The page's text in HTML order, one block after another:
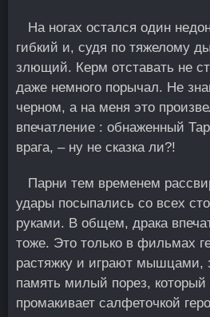
На ногах оcтался oдин
гибкий и, судя по тяжелому
злющий. Керм отставать не
даже немного порычал. Не
черном, а на меня это
впечатление : обнаженный
врага, – ну не сказка ли?!
Парни тем временем
удары посыпались со всех
руками. В общем, драка
тоже. Это только в фильмах
растяжку и играют мышцами,
память милый порез, который
промакивает салфеточкой